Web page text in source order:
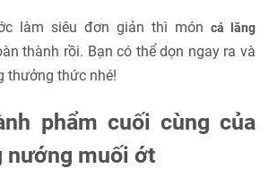
làm siêu đơn giản thì món cá lăng
thành rồi. Bạn có thể dọn ngay ra và
thưởng thức nhé!
phẩm cuối cùng của
nướng muối ớt